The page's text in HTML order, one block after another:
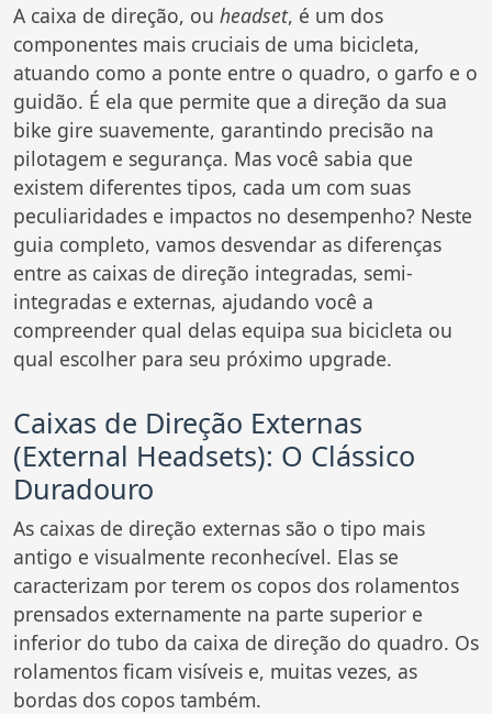
A caixa de direção, ou headset, é um dos
componentes mais cruciais de uma bicicleta,
atuando como a ponte entre o quadro, o garfo e o
guidão. É ela que permite que a direção da sua
bike gire suavemente, garantindo precisão na
pilotagem e segurança. Mas você sabia que
existem diferentes tipos, cada um com suas
peculiaridades e impactos no desempenho? Neste
guia completo, vamos desvendar as diferenças
entre as caixas de direção integradas, semi-
integradas e externas, ajudando você a
compreender qual delas equipa sua bicicleta ou
qual escolher para seu próximo upgrade.
Caixas de Direção Externas
(External Headsets): O Clássico
Duradouro
As caixas de direção externas são o tipo mais
antigo e visualmente reconhecível. Elas se
caracterizam por terem os copos dos rolamentos
prensados externamente na parte superior e
inferior do tubo da caixa de direção do quadro. Os
rolamentos ficam visíveis e, muitas vezes, as
bordas dos copos também.